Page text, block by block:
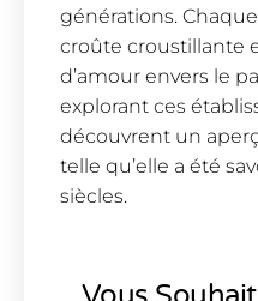
générations.
croûte croustillante
d’amour envers le
explorant ces
découvrent un
telle qu’elle a été
siècles.